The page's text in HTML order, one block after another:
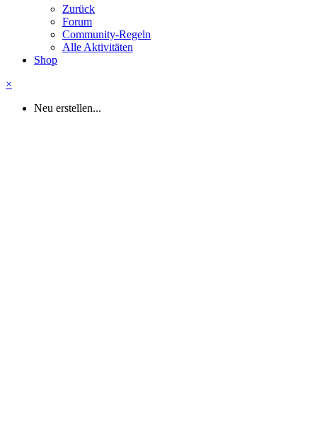
Zurück
Forum
Community-Regeln
Alle Aktivitäten
Shop
×
Neu erstellen...